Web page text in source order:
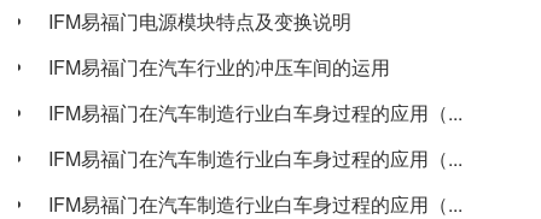
IFM易福门电源模块特点及变换说明
IFM易福门在汽车行业的冲压车间的运用
IFM易福门在汽车制造行业白车身过程的应用（...
IFM易福门在汽车制造行业白车身过程的应用（...
IFM易福门在汽车制造行业白车身过程的应用（...